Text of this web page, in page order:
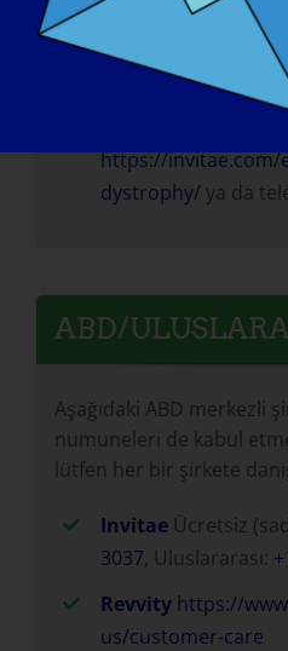
istenebilir. Testi
doğrudan sipariş
ücretine tabi
https://invitae.com/
dystrophy/ya da
ABD/
Aşağıdaki ABD merkezli
numuneleri de kabul
lütfen her bir şirkete
Invitae Ücretsiz
3037, Uluslararası:
Revvity https://
us/customer-care